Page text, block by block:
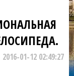
2016-01-12 02:49:27